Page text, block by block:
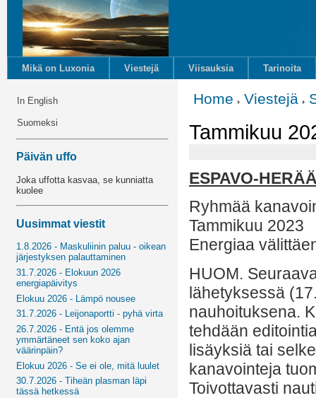
Mikä on Luxonia Viestejä Viisauksia Tarinoita
In English
Suomeksi
Päivän uffo
Joka uffotta kasvaa, se kunniatta
kuolee
Uusimmat viestit
1.8.2026 - Maskuliinin paluu - oikean
järjestyksen palauttaminen
31.7.2026 - Elokuun 2026
energiapäivitys
Elokuu 2026 - Lämpö nousee
31.7.2026 - Leijonaportti - pyhä virta
26.7.2026 - Entä jos olemme
ymmärtäneet sen koko ajan
väärinpäin?
Elokuu 2026 - Se ei ole, mitä luulet
30.7.2026 - Tiheän plasman läpi
tässä hetkessä
Home Viestejä
Tammikuu
ESPAVO-
Ryhmää
Tammikuu 2023
Energiaa
HUOM.
lähetyksessä
nauhoituksena.
tehdään
lisäyksiä tai
kanavointeja
Toivottavasti